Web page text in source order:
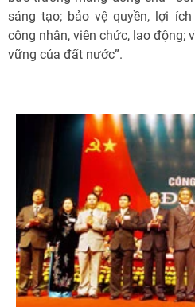
sáng tạo; bảo vệ quyền, lợi
công nhân, viên chức, lao động;
vững của đất nước”.